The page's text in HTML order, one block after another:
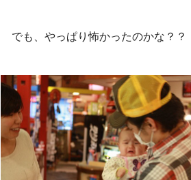
でも、やっぱり怖かったのかな？？